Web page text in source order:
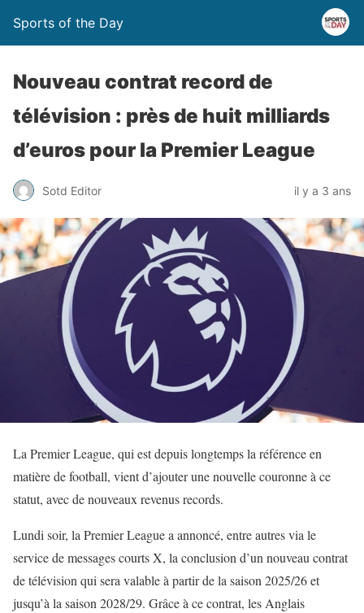
Sports of the Day
Nouveau contrat record de
télévision : près de huit milliards
d’euros pour la Premier League
Sotd Editor il y a 3 ans
La Premier League, qui est depuis longtemps la référence en
matière de football, vient d’ajouter une nouvelle couronne à ce
statut, avec de nouveaux revenus records.
Lundi soir, la Premier League a annoncé, entre autres via le
service de messages courts X, la conclusion d’un nouveau contrat
de télévision qui sera valable à partir de la saison 2025/26 et
jusqu’à la saison 2028/29. Grâce à ce contrat, les Anglais